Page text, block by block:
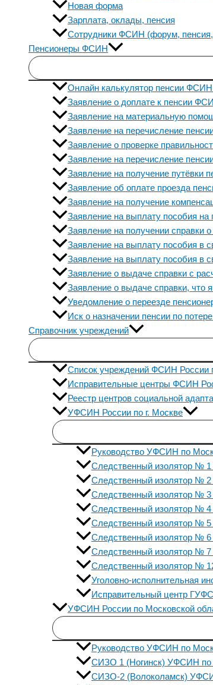
Новая форма
Зарплата, оклады, пенсия
Сотрудники ФСИН (форум,
Пенсионеры ФСИН
Онлайн калькулятор пенсии ФСИН
Заявление о доплате к пенсии
Заявление на материальную
Заявление на перечисление
Заявление о проверке
Заявление на перечисление
Заявление на получение путёвки
Заявление об оплате проезда
Заявление на получение
Заявление на выплату пособия на
Заявление на получении справки
Заявление на выплату пособия в
Заявление на выплату пособия в
Заявление о выдаче справки с
Заявление о выдаче справки, что
Уведомление о переезде
Иск о назначении пенсии по
Справочник учреждений
Список учреждений ФСИН России
Исправительные центры ФСИН
Реестр центров социальной
УФСИН России по г. Москве
Руководство УФСИН по
Следственный изолятор №
Следственный изолятор № 2
Следственный изолятор № 3
Следственный изолятор №
Следственный изолятор № 5
Следственный изолятор № 6
Следственный изолятор № 7
Следственный изолятор №
Уголовно-исполнительная
Исправительный центр
УФСИН России по Московской
Руководство УФСИН по
СИЗО 1 (Ногинск) УФСИН по
СИЗО-2 (Волоколамск)